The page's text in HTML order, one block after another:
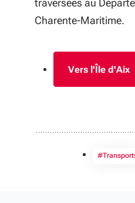
traversées au
Charente-Maritime.
Vers l'Île d'Aix